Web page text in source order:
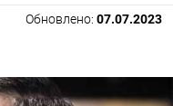
Обновлено: 07.07.2023